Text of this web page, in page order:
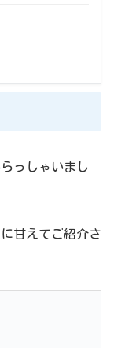
っしゃいまし
甘えてご紹介さ